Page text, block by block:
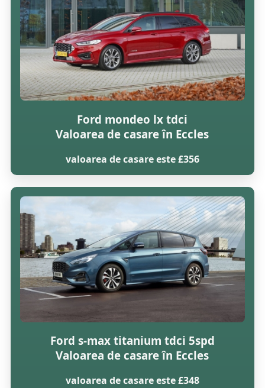
Ford mondeo lx tdci
Valoarea de casare în Eccles
valoarea de casare este £356
Ford s-max titanium tdci 5spd
Valoarea de casare în Eccles
valoarea de casare este £348